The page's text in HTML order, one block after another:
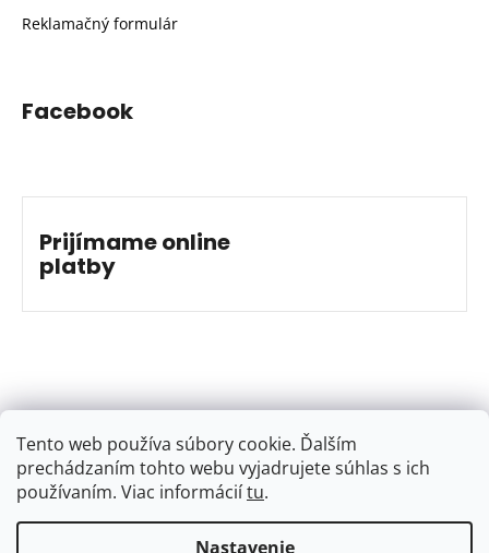
Tento web používa súbory cookie. Ďalším
prechádzaním tohto webu vyjadrujete súhlas s ich
používaním. Viac informáciítu.
Nastavenie
Reklamačný formulár
Facebook
Prijímame online
platby